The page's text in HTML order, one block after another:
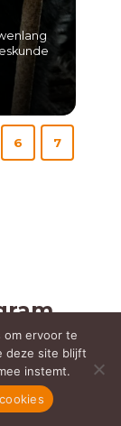
6 7
beren
om ervoor te
deze site blijft
instemt.